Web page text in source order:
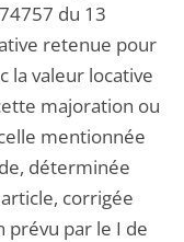
du 13
retenue pour
la valeur locative
majoration ou
mentionnée
déterminée
corrigée
prévu par le I de